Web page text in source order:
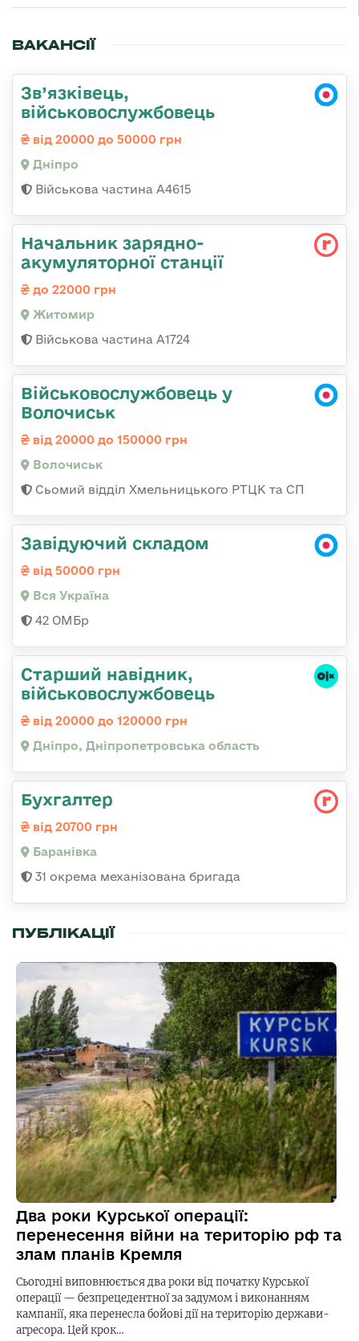
ВАКАНСІЇ
Зв’язківець,
військовослужбовець
від 20000 до 50000 грн
Дніпро
Військова частина А4615
Начальник зарядно-
акумуляторної станції
до 22000 грн
Житомир
Військова частина А1724
Військовослужбовець у
Волочиськ
від 20000 до 150000 грн
Волочиськ
Сьомий відділ Хмельницького РТЦК та СП
Завідуючий складом
від 50000 грн
Вся Україна
42 ОМБр
Старший навідник,
військовослужбовець
від 20000 до 120000 грн
Дніпро, Дніпропетровська область
Бухгалтер
від 20700 грн
Баранівка
31 окрема механізована бригада
ПУБЛІКАЦІЇ
Два роки Курської операції:
перенесення війни на територію рф та
злам планів Кремля
Сьогодні виповнюється два роки від початку Курської
операції — безпрецедентної за задумом і виконанням
кампанії, яка перенесла бойові дії на територію держави-
агресора. Цей крок…